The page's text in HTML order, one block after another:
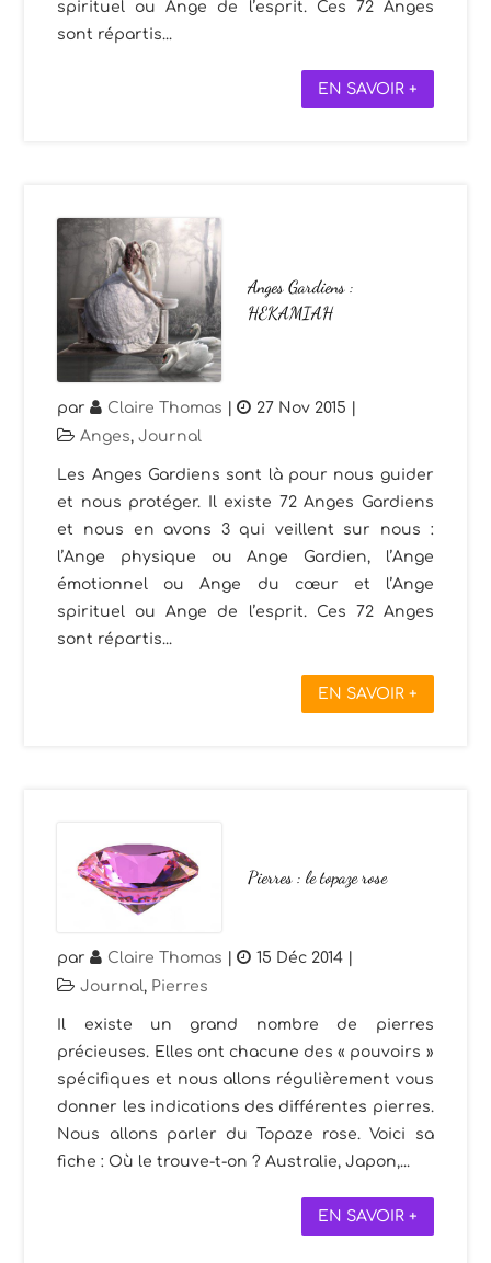
spirituel ou Ange de l’esprit. Ces 72 Anges
sont répartis...
EN SAVOIR +
Anges Gardiens :
HEKAMIAH
par Claire Thomas | 27 Nov 2015
Anges,Journal
Les Anges Gardiens sont là pour nous guider
et nous protéger. Il existe 72 Anges Gardiens
et nous en avons 3 qui veillent sur nous :
l’Ange physique ou Ange Gardien, l’Ange
émotionnel ou Ange du cœur et l’Ange
spirituel ou Ange de l’esprit. Ces 72 Anges
sont répartis...
EN SAVOIR +
Pierres : le topaze rose
par Claire Thomas | 15 Déc 2014
Journal, Pierres
Il existe un grand nombre de pierres
précieuses. Elles ont chacune des « pouvoirs »
spécifiques et nous allons régulièrement vous
donner les indications des différentes pierres.
Nous allons parler du Topaze rose. Voici sa
fiche : Où le trouve-t-on ? Australie, Japon,...
EN SAVOIR +